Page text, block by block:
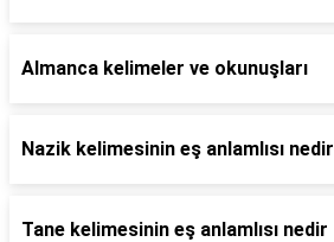
Almanca kelimeler ve okunuşları
Nazik kelimesinin eş anlamlısı nedir
Tane kelimesinin eş anlamlısı nedir